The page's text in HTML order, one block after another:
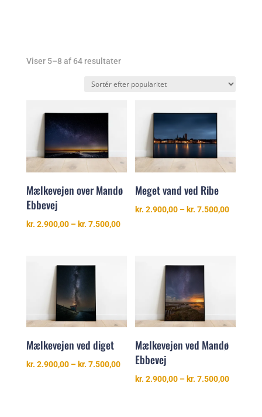
Viser 5–8 af 64 resultaterSorteret
popularitet
Mælkevejen over Mandø
Ebbevej
kr. 2.900,00 – kr. 7.500,00Prisinterval:
Meget vand ved Ribe
kr. 2.900,00 – kr. 7.500,00
Mælkevejen ved diget
kr. 2.900,00 – kr. 7.500,00Prisinterval:
kr. 2.900,00
Mælkevejen ved Mandø
Ebbevej
kr. 2.900,00 – kr. 7.500,00